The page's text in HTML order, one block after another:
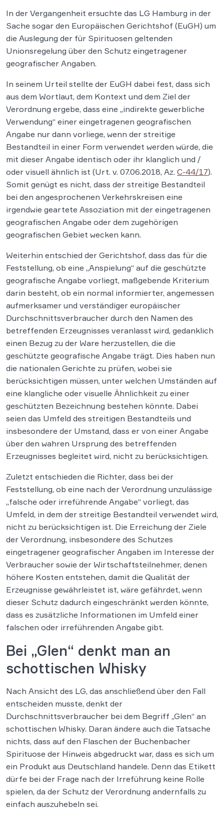
In der Vergangenheit ersuchte das LG Hamburg in der
Sache sogar den Europäischen Gerichtshof (EuGH) um
die Auslegung der für Spirituosen geltenden
Unionsregelung über den Schutz eingetragener
geografischer Angaben.
In seinem Urteil stellte der EuGH dabei fest, dass sich
aus dem Wortlaut, dem Kontext und dem Ziel der
Verordnung ergebe, dass eine „indirekte gewerbliche
Verwendung“ einer eingetragenen geografischen
Angabe nur dann vorliege, wenn der streitige
Bestandteil in einer Form verwendet werden würde, die
mit dieser Angabe identisch oder ihr klanglich und /
oder visuell ähnlich ist (Urt. v. 07.06.2018, Az. C-44/17).
Somit genügt es nicht, dass der streitige Bestandteil
bei den angesprochenen Verkehrskreisen eine
irgendwie geartete Assoziation mit der eingetragenen
geografischen Angabe oder dem zugehörigen
geografischen Gebiet wecken kann.
Weiterhin entschied der Gerichtshof, dass das für die
Feststellung, ob eine „Anspielung“ auf die geschützte
geografische Angabe vorliegt, maßgebende Kriterium
darin besteht, ob ein normal informierter, angemessen
aufmerksamer und verständiger europäischer
Durchschnittsverbraucher durch den Namen des
betreffenden Erzeugnisses veranlasst wird, gedanklich
einen Bezug zu der Ware herzustellen, die die
geschützte geografische Angabe trägt. Dies haben nun
die nationalen Gerichte zu prüfen, wobei sie
berücksichtigen müssen, unter welchen Umständen auf
eine klangliche oder visuelle Ähnlichkeit zu einer
geschützten Bezeichnung bestehen könnte. Dabei
seien das Umfeld des streitigen Bestandteils und
insbesondere der Umstand, dass er von einer Angabe
über den wahren Ursprung des betreffenden
Erzeugnisses begleitet wird, nicht zu berücksichtigen.
Zuletzt entschieden die Richter, dass bei der
Feststellung, ob eine nach der Verordnung unzulässige
„falsche oder irreführende Angabe“ vorliegt, das
Umfeld, in dem der streitige Bestandteil verwendet wird,
nicht zu berücksichtigen ist. Die Erreichung der Ziele
der Verordnung, insbesondere des Schutzes
eingetragener geografischer Angaben im Interesse der
Verbraucher sowie der Wirtschaftsteilnehmer, denen
höhere Kosten entstehen, damit die Qualität der
Erzeugnisse gewährleistet ist, wäre gefährdet, wenn
dieser Schutz dadurch eingeschränkt werden könnte,
dass es zusätzliche Informationen im Umfeld einer
falschen oder irreführenden Angabe gibt.
Bei „Glen“ denkt man an
schottischen Whisky
Nach Ansicht des LG, das anschließend über den Fall
entscheiden musste, denkt der
Durchschnittsverbraucher bei dem Begriff „Glen“ an
schottischen Whisky. Daran ändere auch die Tatsache
nichts, dass auf den Flaschen der Buchenbacher
Spirituose der Hinweis abgedruckt war, dass es sich um
ein Produkt aus Deutschland handele. Denn das Etikett
dürfe bei der Frage nach der Irreführung keine Rolle
spielen, da der Schutz der Verordnung andernfalls zu
einfach auszuhebeln sei.